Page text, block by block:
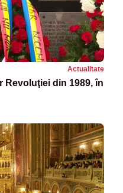
Actualitate
Revoluţiei din 1989, în